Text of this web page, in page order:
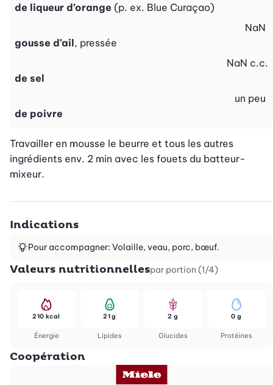
de liqueur d’orange (p. ex. Blue Curaçao)
gousse d’ail, pressée
NaN
de sel
NaN c.c.
de poivre
un peu
Travailler en mousse le beurre et tous les autres
ingrédients env. 2 min avec les fouets du batteur-
mixeur.
Indications
Pour accompagner: Volaille, veau, porc, bœuf.
Valeurs nutritionnellespar portion (1/4)
Énergie
210 kcal
Lipides
21 g
Glucides
2 g
Protéines
0 g
Coopération